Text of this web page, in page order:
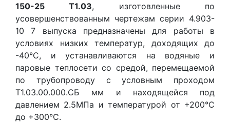
150-25 Т1.03, изготовленные по
усовершенствованным чертежам серии 4.903-
10 7 выпуска предназначены для работы в
условиях низких температур, доходящих до
-40°С, и устанавливаются на водяные и
паровые теплосети со средой, перемещаемой
по трубопроводу с условным проходом
Т1.03.00.000.СБ мм и находящейся под
давлением 2.5МПа и температурой от +200°С
до +300°С.